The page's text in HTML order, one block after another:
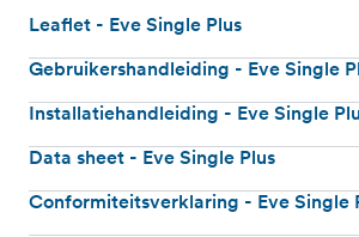
Leaflet - Eve Single Plus
Gebruikershandleiding - Eve Single
Installatiehandleiding - Eve Single
Data sheet - Eve Single Plus
Conformiteitsverklaring - Eve Single